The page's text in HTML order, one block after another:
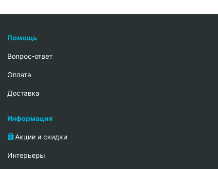
Помощь
Вопрос-ответ
Oплата
Доставка
Информация
Акции и скидки
Интерьеры